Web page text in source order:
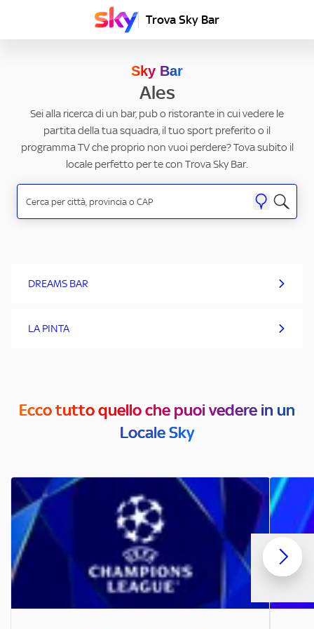
Trova Sky Bar
Sky Bar
Ales
Sei alla ricerca di un bar, pub o ristorante in cui vedere le
partita della tua squadra, il tuo sport preferito o il
programma TV che proprio non vuoi perdere? Tova subito il
locale perfetto per te con Trova Sky Bar.
DREAMS BAR
LA PINTA
Ecco tutto quello che puoi vedere in un
Locale Sky